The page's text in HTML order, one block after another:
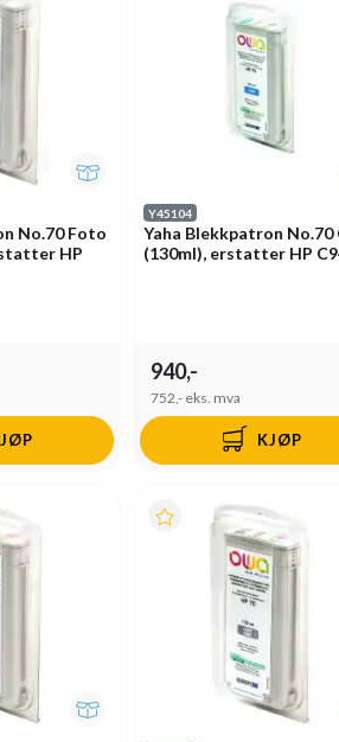
No.70 Foto
HP
Y45104
Yaha Blekkpatron No.70
(130ml), erstatter HP
940,-
752,- eks. mva
KJØP